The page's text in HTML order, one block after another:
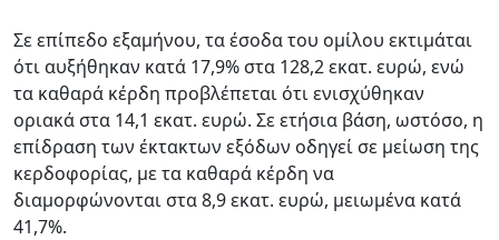
Σε επίπεδο εξαμήνου, τα έσοδα του ομίλου εκτιμάται
ότι αυξήθηκαν κατά 17,9% στα 128,2 εκατ. ευρώ, ενώ
τα καθαρά κέρδη προβλέπεται ότι ενισχύθηκαν
οριακά στα 14,1 εκατ. ευρώ. Σε ετήσια βάση, ωστόσο, η
επίδραση των έκτακτων εξόδων οδηγεί σε μείωση της
κερδοφορίας, με τα καθαρά κέρδη να
διαμορφώνονται στα 8,9 εκατ. ευρώ, μειωμένα κατά
41,7%.